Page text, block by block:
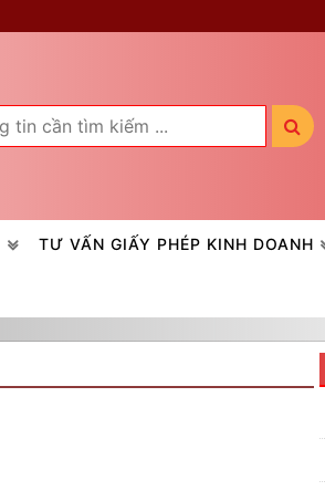
TƯ VẤN GIẤY PHÉP KINH DOANH